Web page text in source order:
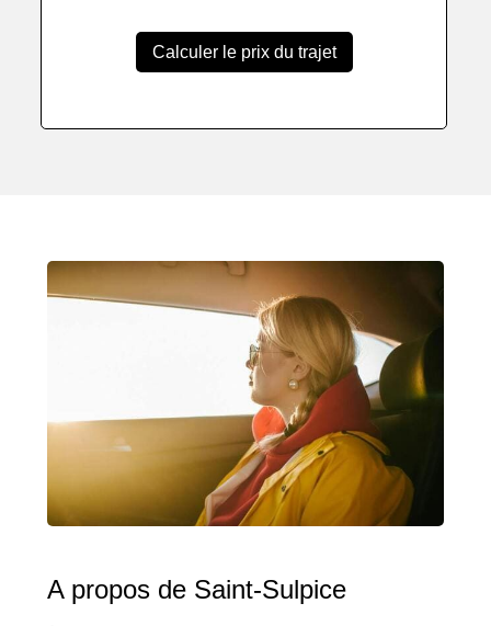
Calculer le prix du trajet
A propos de Saint-Sulpice